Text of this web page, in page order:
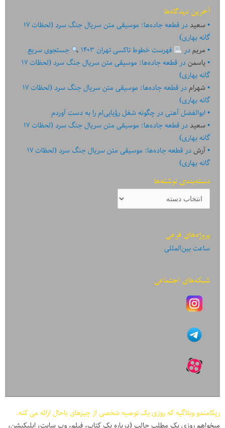
آخرین دیدگاه‌ها
سعیددر
قطعه جاده‌ها: موسیقی متن سریال جنگ سرد (لحظات ۱۷
گانه بهاری)
مریمدر فهرست خطوط تاکسی تهران ۱۴۰۳
جستجوی سریع
یاسمندر
قطعه جاده‌ها: موسیقی متن سریال جنگ سرد (لحظات ۱۷
گانه بهاری)
شهرامدر
قطعه جاده‌ها: موسیقی متن سریال جنگ سرد (لحظات ۱۷
گانه بهاری)
ابوالفضل آهنیدرچگونه شغل رؤیایی‌ام را به دست آوردم
سعیددر
قطعه جاده‌ها: موسیقی متن سریال جنگ سرد (لحظات ۱۷
گانه بهاری)
آرشدر
قطعه جاده‌ها: موسیقی متن سریال جنگ سرد (لحظات ۱۷
گانه بهاری)
دسته‌بندی نوشته‌ها
دسته‌بندی
نوشته‌ها
پروژه‌های فرعی
ساعت بین‌المللی
شبکه‌های اجتماعی
ریکامندو وبلاگیه که روزی یک توصیه شخصی از چیزهای باحال ارائه می کنه.
میخواهم روزی یک مطلب جالب (درباره یک کتاب، فیلم، وب سایت، اپلیکیشن،